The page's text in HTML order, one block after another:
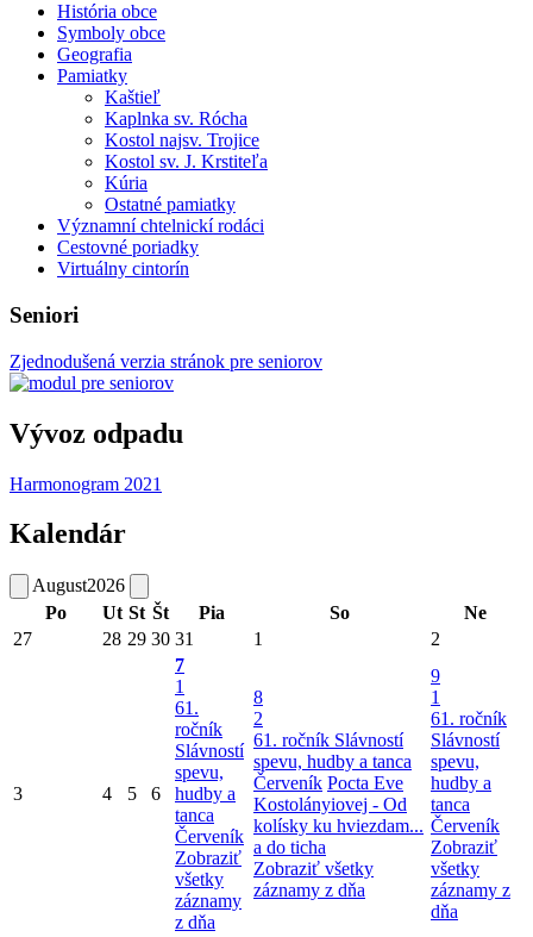
História obce
Symboly obce
Geografia
Pamiatky
Kaštieľ
Kaplnka sv. Rócha
Kostol najsv. Trojice
Kostol sv. J. Krstiteľa
Kúria
Ostatné pamiatky
Významní chtelnickí rodáci
Cestovné poriadky
Virtuálny cintorín
Seniori
Zjednodušená verzia stránok pre seniorov
Vývoz odpadu
Harmonogram 2021
Kalendár
August2026
Po
Ut St Št Pia So
Ne
27
28 29 30 31 1 2
3 4 5 6
7
1
61.
ročník
Slávností
spevu,
hudby a
tanca
Červeník
Zobraziť
všetky
záznamy
z dňa
8
2
61. ročník Slávností
spevu, hudby a tanca
Červeník Pocta Eve
Kostolányiovej - Od
kolísky ku hviezdam...
a do ticha
Zobraziť všetky
záznamy z dňa
9
1
61. ročník
Slávností
spevu,
hudby a
tanca
Červeník
Zobraziť
všetky
záznamy z
dňa